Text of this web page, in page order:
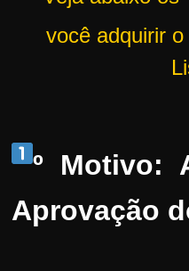
você adquirir
º Motivo:
Aprovação